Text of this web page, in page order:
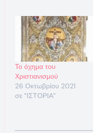
Το όχημα του
Χριστιανισμού
26 Οκτωβρίου 2021
σε "ΙΣΤΟΡΙΑ"